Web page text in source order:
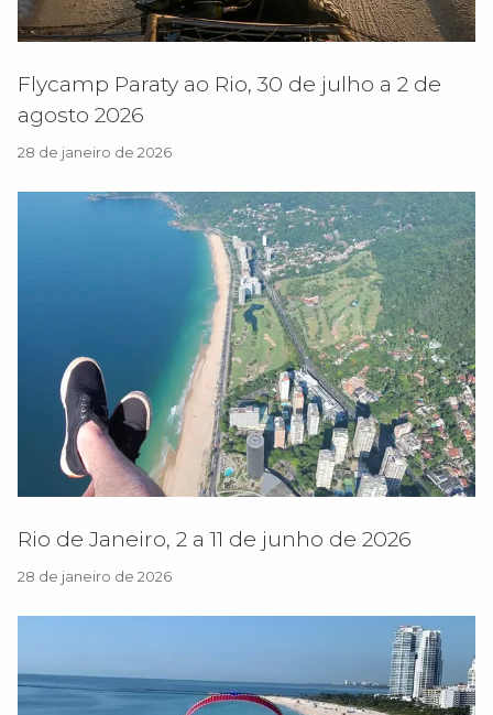
Flycamp Paraty ao Rio, 30 de julho a 2 de
agosto 2026
28 de janeiro de 2026
Rio de Janeiro, 2 a 11 de junho de 2026
28 de janeiro de 2026